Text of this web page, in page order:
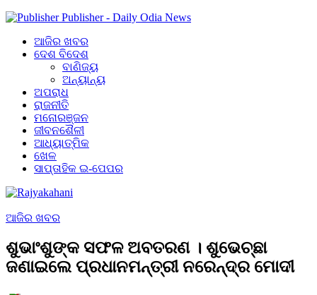
Publisher - Daily Odia News
ଆଜିର ଖବର
ଦେଶ ବିଦେଶ
ବାଣିଜ୍ୟ
ଅନ୍ୟାନ୍ୟ
ଅପରାଧ
ରାଜନୀତି
ମନୋରଞ୍ଜନ
ଜୀବନଶୈଳୀ
ଆଧ୍ୟାତ୍ମିକ
ଖେଳ
ସାପ୍ତାହିକ ଇ-ପେପର
ଆଜିର ଖବର
ଶୁଭାଂଶୁଙ୍କ ସଫଳ ଅବତରଣ । ଶୁଭେଚ୍ଛା
ଜଣାଇଲେ ପ୍ରଧାନମନ୍ତ୍ରୀ ନରେନ୍ଦ୍ର ମୋଦୀ